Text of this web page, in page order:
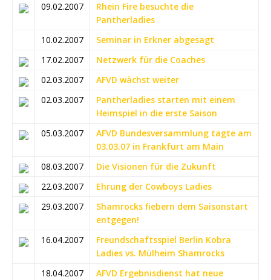
09.02.2007
Rhein Fire besuchte die
Pantherladies
10.02.2007
Seminar in Erkner abgesagt
17.02.2007
Netzwerk für die Coaches
02.03.2007
AFVD wächst weiter
02.03.2007
Pantherladies starten mit einem
Heimspiel in die erste Saison
05.03.2007
AFVD Bundesversammlung tagte am
03.03.07 in Frankfurt am Main
08.03.2007
Die Visionen für die Zukunft
22.03.2007
Ehrung der Cowboys Ladies
29.03.2007
Shamrocks fiebern dem Saisonstart
entgegen!
16.04.2007
Freundschaftsspiel Berlin Kobra
Ladies vs. Mülheim Shamrocks
18.04.2007
AFVD Ergebnisdienst hat neue